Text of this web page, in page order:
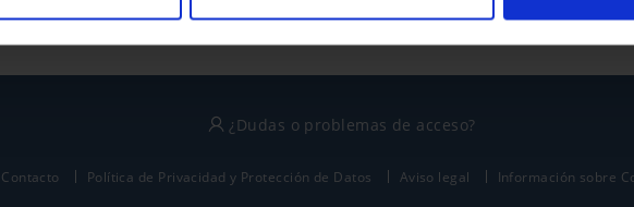
¿Dudas o problemas de acceso?
Contacto Política de Privacidad y Protección de Datos Aviso legal Información sobre